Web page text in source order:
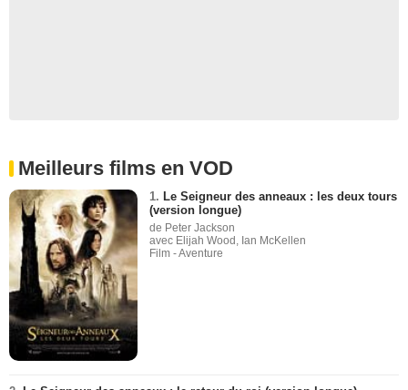
Meilleurs films en VOD
1. Le Seigneur des anneaux : les deux tours
(version longue)
de Peter Jackson
avec Elijah Wood, Ian McKellen
Film - Aventure